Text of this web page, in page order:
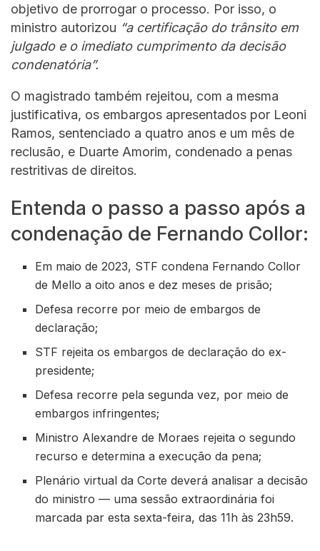
objetivo de prorrogar o processo. Por isso, o
ministro autorizou “a certificação do trânsito em
julgado e o imediato cumprimento da decisão
condenatória”.
O magistrado também rejeitou, com a mesma
justificativa, os embargos apresentados por Leoni
Ramos, sentenciado a quatro anos e um mês de
reclusão, e Duarte Amorim, condenado a penas
restritivas de direitos.
Entenda o passo a passo após a
condenação de Fernando Collor:
Em maio de 2023, STF condena Fernando Collor
de Mello a oito anos e dez meses de prisão;
Defesa recorre por meio de embargos de
declaração;
STF rejeita os embargos de declaração do ex-
presidente;
Defesa recorre pela segunda vez, por meio de
embargos infringentes;
Ministro Alexandre de Moraes rejeita o segundo
recurso e determina a execução da pena;
Plenário virtual da Corte deverá analisar a decisão
do ministro — uma sessão extraordinária foi
marcada par esta sexta-feira, das 11h às 23h59.